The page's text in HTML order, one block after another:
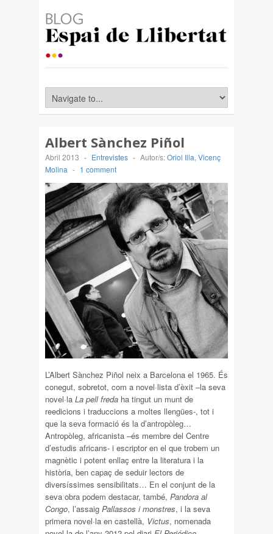
Albert Sànchez Piñol
Abril 2013 - Entrevistes - Autor/s:Oriol Illa, Vicenç
Molina - 1 comment
L’Albert Sànchez Piñol neix a Barcelona el 1965. És
conegut, sobretot, com a novel·lista d’èxit –la seva
novel·la La pell freda ha tingut un munt de
reedicions i traduccions a moltes llengües-, tot i
que la seva formació és la d’antropòleg…
Antropòleg, africanista –és membre del Centre
d’estudis africans- i escriptor en el que trobem un
magnètic i potent enllaç entre la literatura i la
història, ben capaç de seduir lectors de
diversíssimes sensibilitats… En el conjunt de la
seva obra podem destacar, també, Pandora al
Congo, l’assaig Pallassos i monstres, i la seva
primera novel·la en castellà, Victus, nomenada